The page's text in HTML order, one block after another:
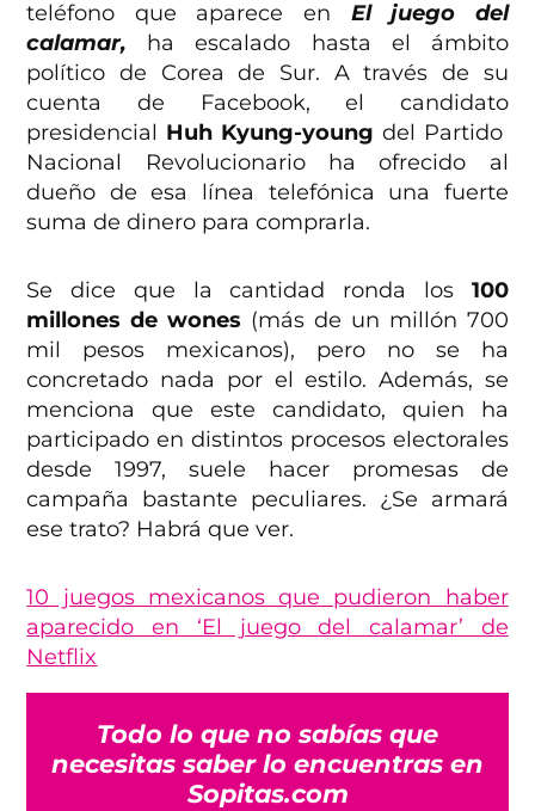
teléfono que aparece en El juego del
calamar, ha escalado hasta el ámbito
político de Corea de Sur. A través de su
cuenta de Facebook, el candidato
presidencial Huh Kyung-young del Partido
Nacional Revolucionario ha ofrecido al
dueño de esa línea telefónica una fuerte
suma de dinero para comprarla.
Se dice que la cantidad ronda los 100
millones de wones (más de un millón 700
mil pesos mexicanos), pero no se ha
concretado nada por el estilo. Además, se
menciona que este candidato, quien ha
participado en distintos procesos electorales
desde 1997, suele hacer promesas de
campaña bastante peculiares. ¿Se armará
ese trato? Habrá que ver.
10 juegos mexicanos que pudieron haber
aparecido en ‘El juego del calamar’ de
Netflix
Todo lo que no sabías que
necesitas saber lo encuentras en
Sopitas.com